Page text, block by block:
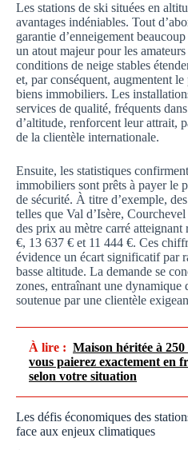
Les stations de ski situées en
avantages indéniables. Tout
garantie d’enneigement
un atout majeur pour les
conditions de neige stables
et, par conséquent, augmentent
biens immobiliers. Les
services de qualité, fréquents
d’altitude, renforcent leur attrait,
de la clientèle internationale.
Ensuite, les statistiques
immobiliers sont prêts à payer le
de sécurité. À titre d’exemple,
telles que Val d’Isère,
des prix au mètre carré atteignant
€, 13 637 € et 11 444 €. Ces
évidence un écart significatif par
basse altitude. La demande se
zones, entraînant une dynamique
soutenue par une clientèle
À lire : Maison héritée à 250
vous paierez exactement en
selon votre situation
Les défis économiques des
face aux enjeux climatiques